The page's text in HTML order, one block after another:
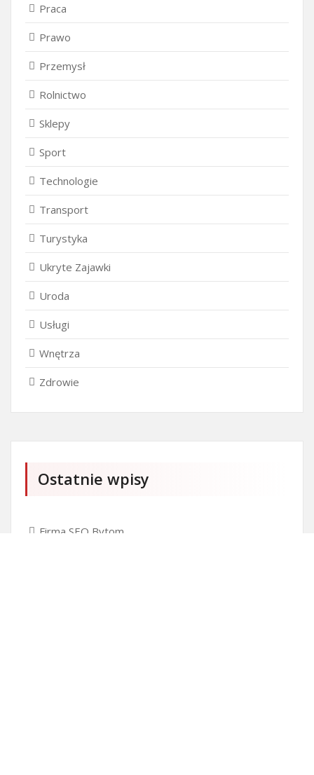
Praca
Prawo
Przemysł
Rolnictwo
Sklepy
Sport
Technologie
Transport
Turystyka
Ukryte Zajawki
Uroda
Usługi
Wnętrza
Zdrowie
Ostatnie wpisy
Firma SEO Bytom